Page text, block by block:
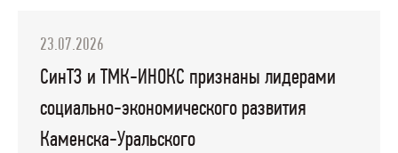
23.07.2026
СинТЗ и ТМК-ИНОКС признаны лидерами
социально-экономического развития
Каменска-Уральского